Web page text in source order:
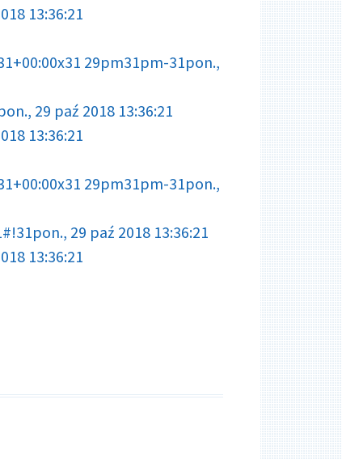
13:36:21
29pm31pm-31pon.,
29 paź 2018 13:36:21
13:36:21
29pm31pm-31pon.,
29 paź 2018 13:36:21
13:36:21